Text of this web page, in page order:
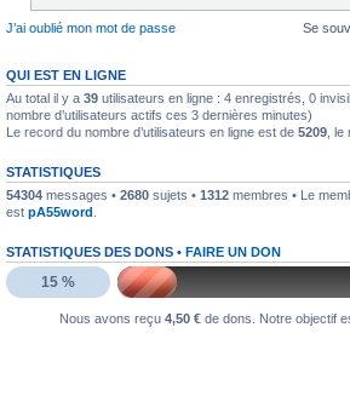
verra plus facilement que dans le chat
labbethoven•18 mars 2024, 18:32
Hello, des fans d'Alsace Village ? C'est quoi
550PP à peu près ?
J’ai oublié mon mot de passe Se
QUI EST EN LIGNE
Au total il y a 39 utilisateurs en ligne : 4 enregistrés, 0
nombre d’utilisateurs actifs ces 3 dernières minutes)
Le record du nombre d’utilisateurs en ligne est de 5209 ,
STATISTIQUES
54304 messages • 2680 sujets • 1312 membres • Le
est pA55word
STATISTIQUES DES DONS • FAIRE UN DON
15 %
Nous avons reçu4,50 € de dons. Notre objectif